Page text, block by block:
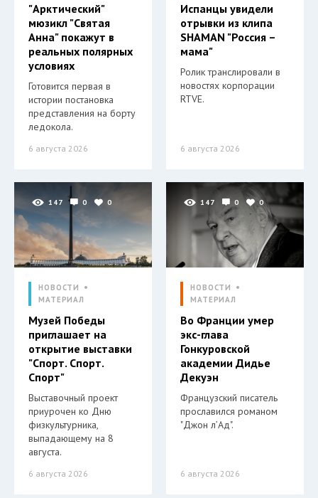
"Арктический"
мюзикл "Святая
Анна" покажут в
реальных полярных
условиях
Готовится первая в
истории постановка
представления на борту
ледокола.
6 августа 2026
Испанцы увидели
отрывки из клипа
SHAMAN "Россия –
мама"
Ролик транслировали в
новостях корпорации
RTVE.
6 августа 2026
147 0 0
НОВОСТИ
МАТЕРИАЛ
Музей Победы
приглашает на
открытие выставки
"Спорт. Спорт.
Спорт"
Выставочный проект
приурочен ко Дню
физкультурника,
выпадающему на 8
августа.
6 августа 2026
147 0 0
НОВОСТИ
МАТЕРИАЛ
Во Франции умер
экс-глава
Гонкуровской
академии Дидье
Декуэн
Французский писатель
прославился романом
"Джон л’Ад".
6 августа 2026